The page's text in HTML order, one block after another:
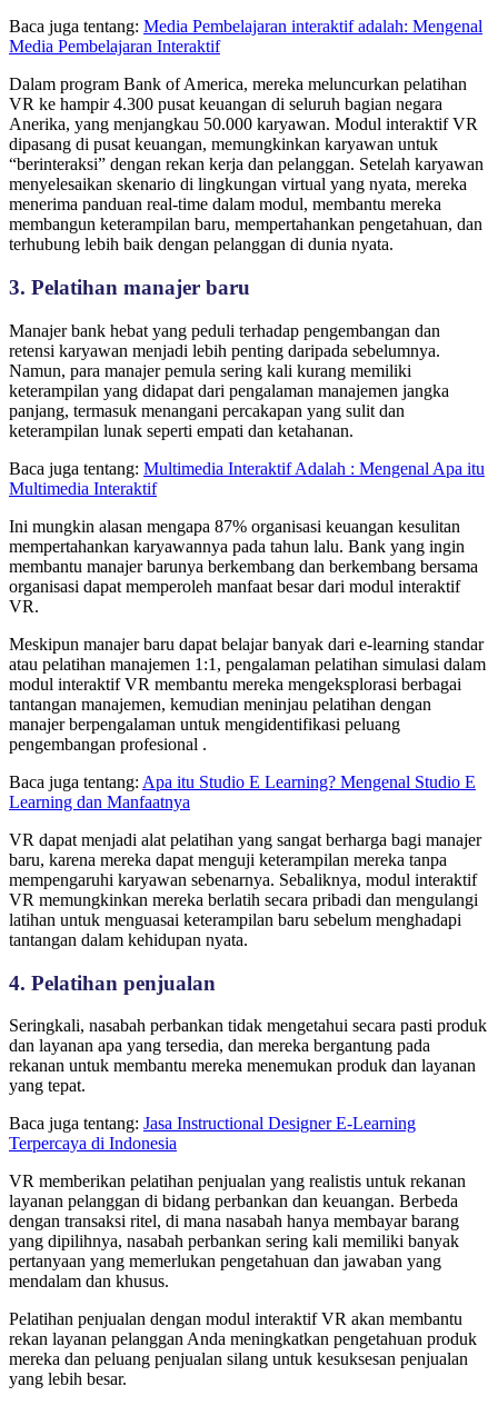
Baca juga tentang: Media Pembelajaran interaktif adalah: Mengenal
Media Pembelajaran Interaktif
Dalam program Bank of America, mereka meluncurkan pelatihan
VR ke hampir 4.300 pusat keuangan di seluruh bagian negara
Anerika, yang menjangkau 50.000 karyawan. Modul interaktif VR
dipasang di pusat keuangan, memungkinkan karyawan untuk
“berinteraksi” dengan rekan kerja dan pelanggan. Setelah karyawan
menyelesaikan skenario di lingkungan virtual yang nyata, mereka
menerima panduan real-time dalam modul, membantu mereka
membangun keterampilan baru, mempertahankan pengetahuan, dan
terhubung lebih baik dengan pelanggan di dunia nyata.
3. Pelatihan manajer baru
Manajer bank hebat yang peduli terhadap pengembangan dan
retensi karyawan menjadi lebih penting daripada sebelumnya.
Namun, para manajer pemula sering kali kurang memiliki
keterampilan yang didapat dari pengalaman manajemen jangka
panjang, termasuk menangani percakapan yang sulit dan
keterampilan lunak seperti empati dan ketahanan.
Baca juga tentang: Multimedia Interaktif Adalah : Mengenal Apa itu
Multimedia Interaktif
Ini mungkin alasan mengapa 87% organisasi keuangan kesulitan
mempertahankan karyawannya pada tahun lalu. Bank yang ingin
membantu manajer barunya berkembang dan berkembang bersama
organisasi dapat memperoleh manfaat besar dari modul interaktif
VR.
Meskipun manajer baru dapat belajar banyak dari e-learning standar
atau pelatihan manajemen 1:1, pengalaman pelatihan simulasi dalam
modul interaktif VR membantu mereka mengeksplorasi berbagai
tantangan manajemen, kemudian meninjau pelatihan dengan
manajer berpengalaman untuk mengidentifikasi peluang
pengembangan profesional .
Baca juga tentang: Apa itu Studio E Learning? Mengenal Studio E
Learning dan Manfaatnya
VR dapat menjadi alat pelatihan yang sangat berharga bagi manajer
baru, karena mereka dapat menguji keterampilan mereka tanpa
mempengaruhi karyawan sebenarnya. Sebaliknya, modul interaktif
VR memungkinkan mereka berlatih secara pribadi dan mengulangi
latihan untuk menguasai keterampilan baru sebelum menghadapi
tantangan dalam kehidupan nyata.
4. Pelatihan penjualan
Seringkali, nasabah perbankan tidak mengetahui secara pasti produk
dan layanan apa yang tersedia, dan mereka bergantung pada
rekanan untuk membantu mereka menemukan produk dan layanan
yang tepat.
Baca juga tentang: Jasa Instructional Designer E-Learning
Terpercaya di Indonesia
VR memberikan pelatihan penjualan yang realistis untuk rekanan
layanan pelanggan di bidang perbankan dan keuangan. Berbeda
dengan transaksi ritel, di mana nasabah hanya membayar barang
yang dipilihnya, nasabah perbankan sering kali memiliki banyak
pertanyaan yang memerlukan pengetahuan dan jawaban yang
mendalam dan khusus.
Pelatihan penjualan dengan modul interaktif VR akan membantu
rekan layanan pelanggan Anda meningkatkan pengetahuan produk
mereka dan peluang penjualan silang untuk kesuksesan penjualan
yang lebih besar.